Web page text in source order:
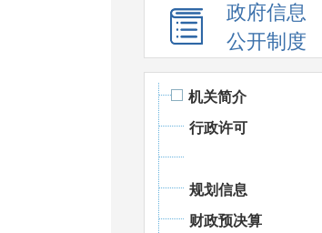
政府信息
公开制度
机关简介
行政许可
规划信息
财政预决算